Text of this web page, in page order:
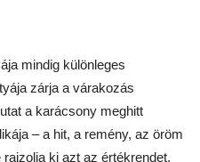
mindig különleges
zárja a várakozás
a karácsony meghitt
– a hit, a remény, az öröm
ki azt az értékrendet,